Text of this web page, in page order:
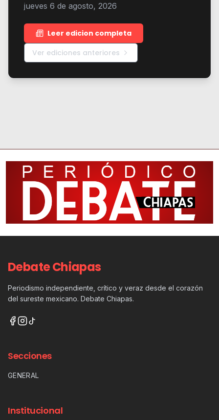
jueves 6 de agosto, 2026
Leer edicion completa
Ver ediciones anteriores
Debate Chiapas
Periodismo independiente, crítico y veraz desde el corazón
del sureste mexicano. Debate Chiapas.
Secciones
GENERAL
Institucional